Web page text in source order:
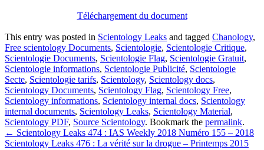
Téléchargement du document
This entry was posted in Scientology Leaks and tagged Chanology,
Free scientology Documents, Scientologie, Scientologie Critique,
Scientologie Documents, Scientologie Flag, Scientologie Gratuit,
Scientologie informations, Scientologie Publicité, Scientologie
Secte, Scientologie tarifs, Scientology, Scientology docs,
Scientology Documents, Scientology Flag, Scientology Free,
Scientology informations, Scientology internal docs, Scientology
internal documents, Scientology Leaks, Scientology Material,
Scientology PDF, Source Scientology. Bookmark the permalink.
Post
← Scientology Leaks 474 : IAS Weekly 2018 Numéro 155 – 2018
Scientology Leaks 476 : La vérité sur la drogue – Printemps 2015